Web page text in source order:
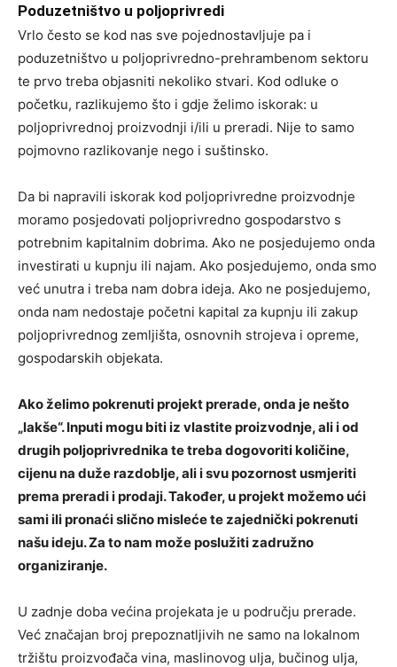
Poduzetništvo u poljoprivredi
Vrlo često se kod nas sve pojednostavljuje pa i
poduzetništvo u poljoprivredno-prehrambenom sektoru
te prvo treba objasniti nekoliko stvari. Kod odluke o
početku, razlikujemo što i gdje želimo iskorak: u
poljoprivrednoj proizvodnji i/ili u preradi. Nije to samo
pojmovno razlikovanje nego i suštinsko.
Da bi napravili iskorak kod poljoprivredne proizvodnje
moramo posjedovati poljoprivredno gospodarstvo s
potrebnim kapitalnim dobrima. Ako ne posjedujemo onda
investirati u kupnju ili najam. Ako posjedujemo, onda smo
već unutra i treba nam dobra ideja. Ako ne posjedujemo,
onda nam nedostaje početni kapital za kupnju ili zakup
poljoprivrednog zemljišta, osnovnih strojeva i opreme,
gospodarskih objekata.
Ako želimo pokrenuti projekt prerade, onda je nešto
„lakše“. Inputi mogu biti iz vlastite proizvodnje, ali i od
drugih poljoprivrednika te treba dogovoriti količine,
cijenu na duže razdoblje, ali i svu pozornost usmjeriti
prema preradi i prodaji. Također, u projekt možemo ući
sami ili pronaći slično misleće te zajednički pokrenuti
našu ideju. Za to nam može poslužiti zadružno
organiziranje.
U zadnje doba većina projekata je u području prerade.
Već značajan broj prepoznatljivih ne samo na lokalnom
tržištu proizvođača vina, maslinovog ulja, bučinog ulja,